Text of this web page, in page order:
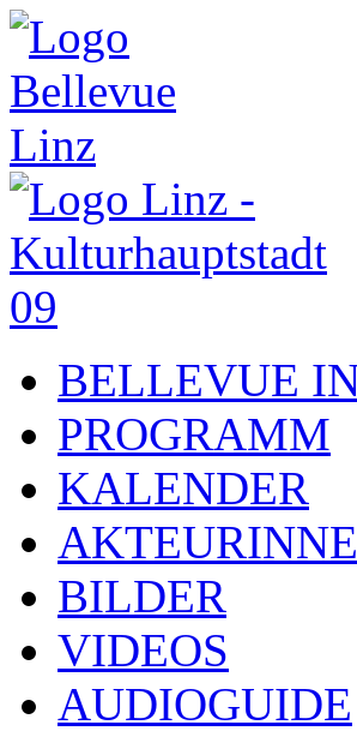
BELLEVUE
PROGRAMM
KALENDER
BILDER
VIDEOS
AUDIOGUIDE